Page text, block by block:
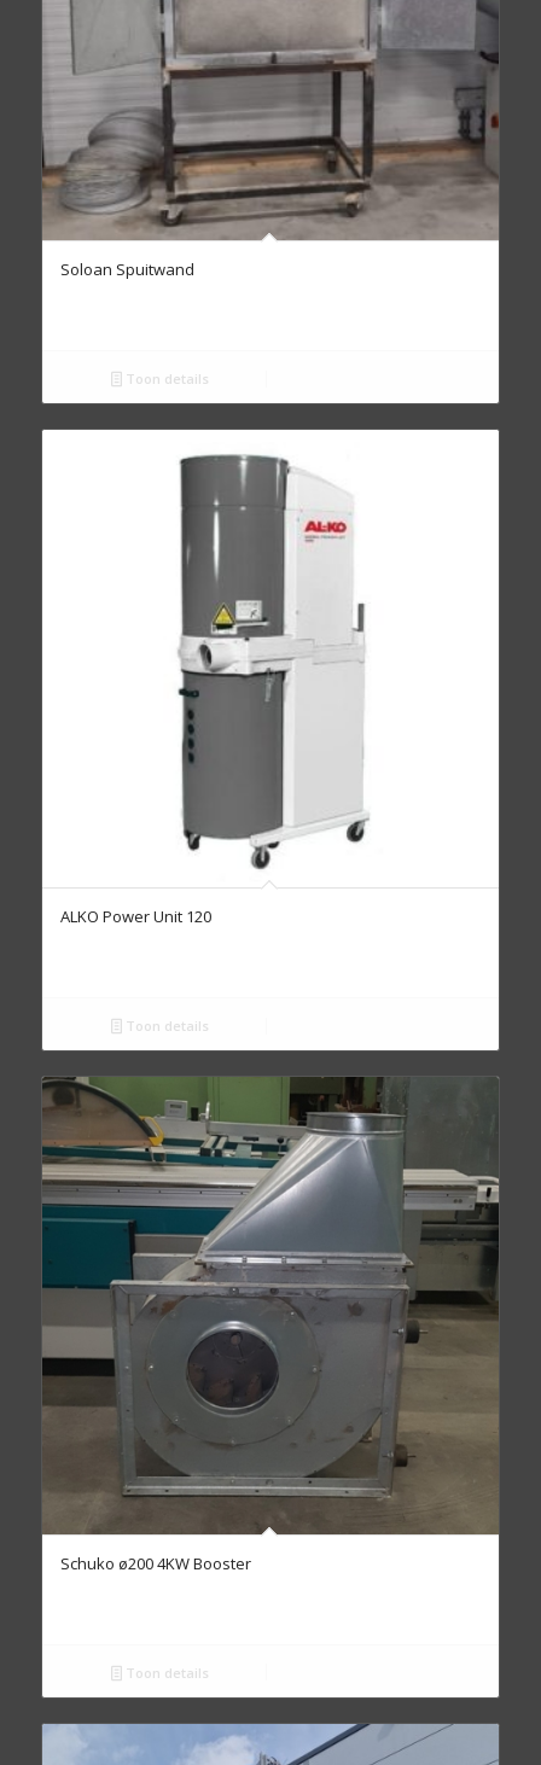
Soloan Spuitwand
Toon details
ALKO Power Unit 120
Toon details
Schuko ø200 4KW Booster
Toon details